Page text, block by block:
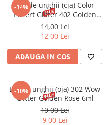
-14%
Lac de unghii (oja) Color
Expert Glitter 402 Golden
Rose 10.2ml
14,00 Lei
12,00 Lei
ADAUGA IN COS
-10%
Lac de unghii (oja) 302 Wow
Glitter Golden Rose 6ml
10,00 Lei
9,00 Lei